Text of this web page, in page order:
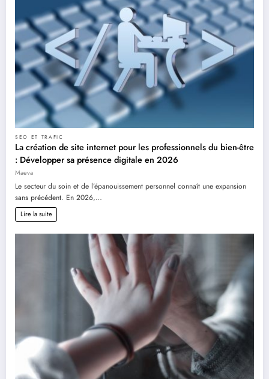
SEO ET TRAFIC
La création de site internet pour les professionnels du bien-être
: Développer sa présence digitale en 2026
Maeva
Le secteur du soin et de l’épanouissement personnel connaît une expansion
sans précédent. En 2026,…
Lire la suite